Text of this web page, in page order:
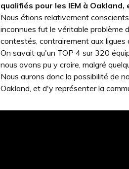
qualifiés pour les IEM à
Nous étions relativement
inconnues fut le véritable problème
contestés, contrairement aux ligues
On savait qu'un TOP 4 sur 320
nous avons pu y croire, malgré
Nous aurons donc la possibilité de
Oakland, et d'y représenter la